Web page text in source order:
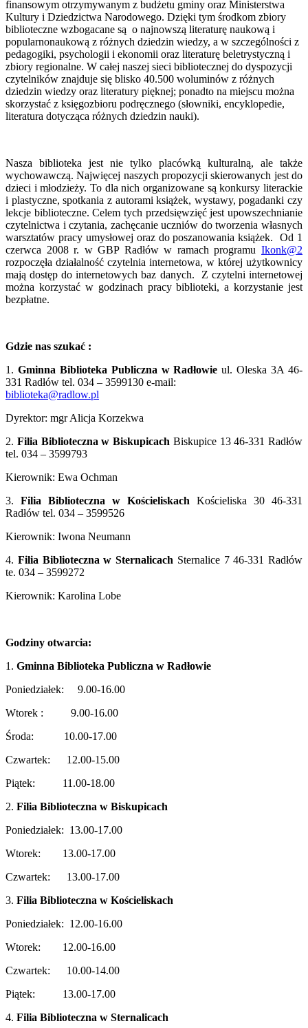
finansowym otrzymywanym z budżetu gminy oraz Ministerstwa
Kultury i Dziedzictwa Narodowego. Dzięki tym środkom zbiory
biblioteczne wzbogacane są o najnowszą literaturę naukową i
popularnonaukową z różnych dziedzin wiedzy, a w szczególności z
pedagogiki, psychologii i ekonomii oraz literaturę beletrystyczną i
zbiory regionalne. W całej naszej sieci bibliotecznej do dyspozycji
czytelników znajduje się blisko 40.500 woluminów z różnych
dziedzin wiedzy oraz literatury pięknej; ponadto na miejscu można
skorzystać z księgozbioru podręcznego (słowniki, encyklopedie,
literatura dotycząca różnych dziedzin nauki).
Nasza biblioteka jest nie tylko placówką kulturalną, ale także
wychowawczą. Najwięcej naszych propozycji skierowanych jest do
dzieci i młodzieży. To dla nich organizowane są konkursy literackie
i plastyczne, spotkania z autorami książek, wystawy, pogadanki czy
lekcje biblioteczne. Celem tych przedsięwzięć jest upowszechnianie
czytelnictwa i czytania, zachęcanie uczniów do tworzenia własnych
warsztatów pracy umysłowej oraz do poszanowania książek. Od 1
czerwca 2008 r. w GBP Radłów w ramach programu Ikonk@2
rozpoczęła działalność czytelnia internetowa, w której użytkownicy
mają dostęp do internetowych baz danych. Z czytelni internetowej
można korzystać w godzinach pracy biblioteki, a korzystanie jest
bezpłatne.
Gdzie nas szukać :
1. Gminna Biblioteka Publiczna w Radłowie ul. Oleska 3A 46-
331 Radłów tel. 034 – 3599130 e-mail:
biblioteka@radlow.pl
Dyrektor: mgr Alicja Korzekwa
2. Filia Biblioteczna w Biskupicach Biskupice 13 46-331 Radłów
tel. 034 – 3599793
Kierownik: Ewa Ochman
3. Filia Biblioteczna w Kościeliskach Kościeliska 30 46-331
Radłów tel. 034 – 3599526
Kierownik: Iwona Neumann
4. Filia Biblioteczna w Sternalicach Sternalice 7 46-331 Radłów
te. 034 – 3599272
Kierownik: Karolina Lobe
Godziny otwarcia:
1. Gminna Biblioteka Publiczna w Radłowie
Poniedziałek: 9.00-16.00
Wtorek : 9.00-16.00
Środa: 10.00-17.00
Czwartek: 12.00-15.00
Piątek: 11.00-18.00
2. Filia Biblioteczna w Biskupicach
Poniedziałek: 13.00-17.00
Wtorek: 13.00-17.00
Czwartek: 13.00-17.00
3. Filia Biblioteczna w Kościeliskach
Poniedziałek: 12.00-16.00
Wtorek: 12.00-16.00
Czwartek: 10.00-14.00
Piątek: 13.00-17.00
4. Filia Biblioteczna w Sternalicach